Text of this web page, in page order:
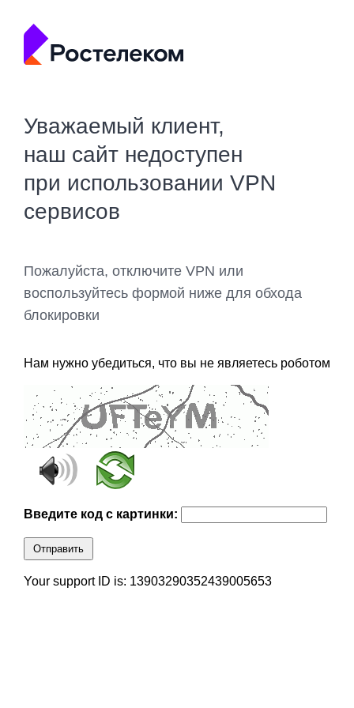
Уважаемый клиент,
наш сайт недоступен
при использовании VPN
сервисов
Пожалуйста, отключите VPN или
воспользуйтесь формой ниже для обхода
блокировки
Нам нужно убедиться, что вы не являетесь роботом
Введите код с картинки:
Отправить
Your support ID is: 13903290352439005653